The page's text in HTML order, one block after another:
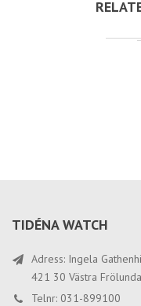
TIDÉNA WATCH
Adress: Ingela
421 30 Västra Frölunda
Telnr: 031-899100